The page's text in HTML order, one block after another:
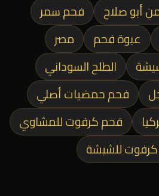
أبو صلاح
فحم سمر
عبوة فحم
مصر
الطلح السوداني
فحم حمضيات أصلي
فحم كرفوت للمشاوي
للشيشة